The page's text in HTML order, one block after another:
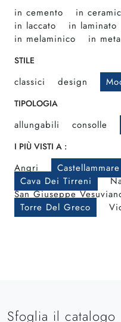
in cemento in
in laccato
in laminato
in melaminico
in
STILE
classici design
TIPOLOGIA
allungabili consolle
I PIÙ VISTI A :
Angri
Cava Dei Tirreni
San Giuseppe
Torre Del Greco
Sfoglia il catalogo